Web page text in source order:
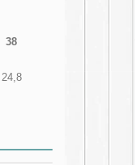
38
24,8